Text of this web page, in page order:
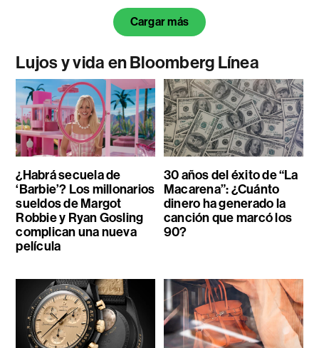
Cargar más
Lujos y vida en Bloomberg Línea
¿Habrá secuela de
‘Barbie’? Los millonarios
sueldos de Margot
Robbie y Ryan Gosling
complican una nueva
película
30 años del éxito de “La
Macarena”: ¿Cuánto
dinero ha generado la
canción que marcó los
90?